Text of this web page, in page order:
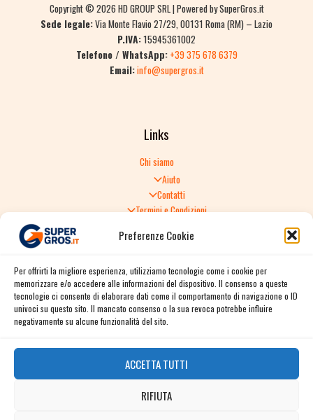
Preferenze Cookie
Per offrirti la migliore esperienza, utilizziamo tecnologie come i cookie per
memorizzare e/o accedere alle informazioni del dispositivo. Il consenso a queste
tecnologie ci consente di elaborare dati come il comportamento di navigazione o ID
univoci su questo sito. Il mancato consenso o la sua revoca potrebbe influire
negativamente su alcune funzionalità del sito.
ACCETTA TUTTI
RIFIUTA
Copyright © 2026 HD GROUP SRL | Powered by SuperGros.it
Sede legale:Via Monte Flavio 27/29, 00131 Roma (RM) – Lazio
P.IVA:15945361002
Telefono / WhatsApp: +39 375 678 6379
Email:info@supergros.it
Links
Chi siamo
Aiuto
Contatti
Termini e Condizioni
Politica di Reso
Spedizione e consegna
Informativa sulla Privacy
Cookie Policy
Facebook
Instagram